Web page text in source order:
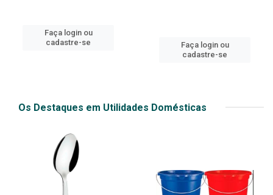
Faça login ou
cadastre-se
Faça login ou
cadastre-se
Os Destaques em Utilidades Domésticas